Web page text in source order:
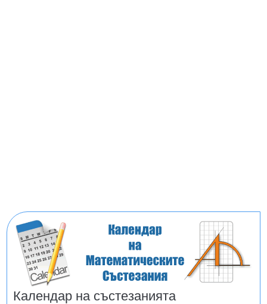
Календар на състезанията